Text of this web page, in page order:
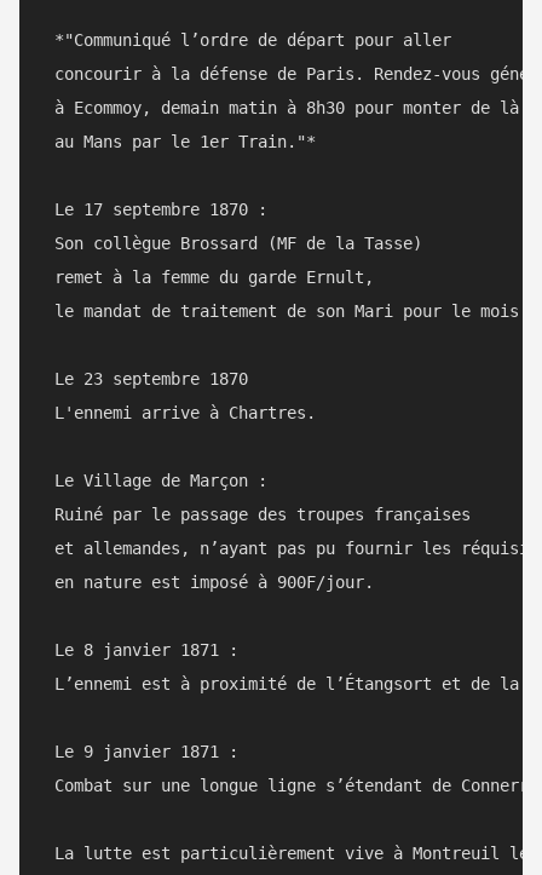
*"Communiqué l’ordre de départ pour aller
concourir à la défense de Paris. Rendez-vous
à Ecommoy, demain matin à 8h30 pour monter de là
au Mans par le 1er Train."*
Le 17 septembre 1870 :
Son collègue Brossard (MF de la Tasse)
remet à la femme du garde Ernult,
le mandat de traitement de son Mari pour le mois
Le 23 septembre 1870
L'ennemi arrive à Chartres.
Le Village de Marçon :
Ruiné par le passage des troupes françaises
et allemandes, n’ayant pas pu fournir les
en nature est imposé à 900F/jour.
Le 8 janvier 1871 :
L’ennemi est à proximité de l’Étangsort et de la
Le 9 janvier 1871 :
Combat sur une longue ligne s’étendant de
La lutte est particulièrement vive à Montreuil le